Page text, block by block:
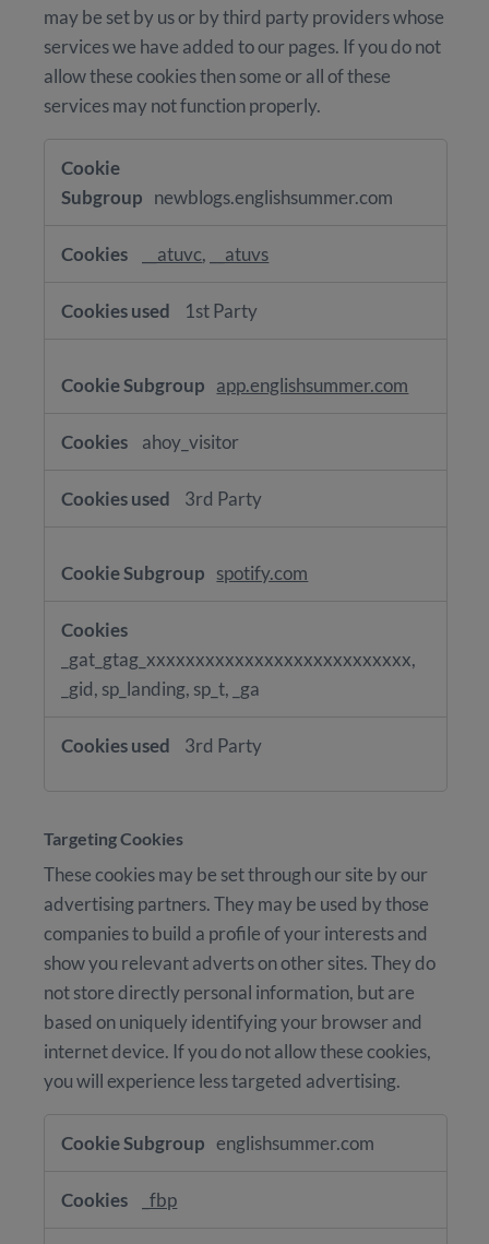
may be set by us or by third party providers whose
services we have added to our pages. If you do not
allow these cookies then some or all of these
services may not function properly.
Cookies
newblogs.englishsummer.com
__atuvc, __atuvs
1st Party
app.englishsummer.com
ahoy_visitor
3rd Party
spotify.com
_gat_gtag_xxxxxxxxxxxxxxxxxxxxxxxxxxx,
_gid, sp_landing, sp_t, _ga
3rd Party
Targeting Cookies
These cookies may be set through our site by our
advertising partners. They may be used by those
companies to build a profile of your interests and
show you relevant adverts on other sites. They do
not store directly personal information, but are
based on uniquely identifying your browser and
internet device. If you do not allow these cookies,
you will experience less targeted advertising.
Cookies
englishsummer.com
_fbp